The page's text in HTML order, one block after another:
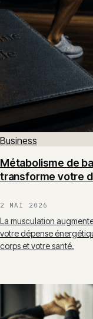
Business
Métabolisme de
transforme votre
2 MAI 2026
La musculation
votre dépense
corps et votre santé.